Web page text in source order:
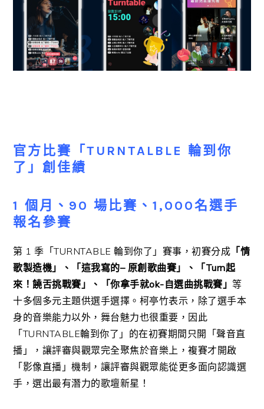
官方比賽「TURNTALBLE 輪到你
了」創佳績
1個月、 90場比賽、1,000名選手
報名參賽
第 1 季「TURNTABLE輪到你了」賽事，初賽分成 「情
歌製造機」、「這我寫的– 原創歌曲賽」、「Turn起
來！饒舌挑戰賽」、「你拿手就ok-自選曲挑戰賽」等
十多個多元主題供選手選擇。柯亭竹表示，除了選手本
身的音樂能力以外，舞台魅力也很重要，因此
「TURNTABLE輪到你了」的在初賽期間只開「聲音直
播」，讓評審與觀眾完全聚焦於音樂上，複賽才開啟
「影像直播」機制，讓評審與觀眾能從更多面向認識選
手，選出最有潛力的歌壇新星！